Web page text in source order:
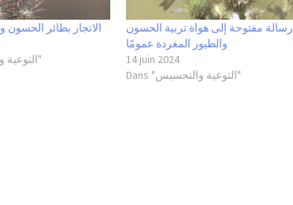
الاتجار بطائر الحسون
Dans "التوعية والتحسيس"
رسالة مفتوحة إلى هواة تربية الحسون
والطيور المغردة عمومًا
14 juin 2024
Dans "التوعية والتحسيس"